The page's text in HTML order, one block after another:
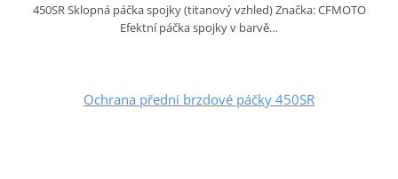
450SR Sklopná páčka spojky (titanový vzhled) Značka: CFMOTO
Efektní páčka spojky v barvě…
Ochrana přední brzdové páčky 450SR